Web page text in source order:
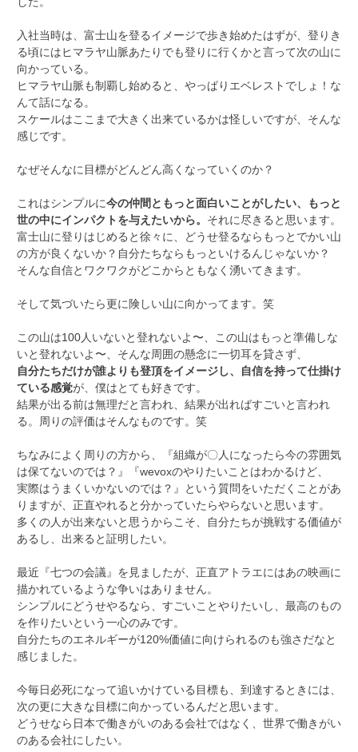
入社当時は、富士山を登るイメージで歩き始めたはずが、登りき
る頃にはヒマラヤ山脈あたりでも登りに行くかと言って次の山に
向かっている。
ヒマラヤ山脈も制覇し始めると、やっぱりエベレストでしょ！な
んて話になる。
スケールはここまで大きく出来ているかは怪しいですが、そんな
感じです。
なぜそんなに目標がどんどん高くなっていくのか？
これはシンプルに今の仲間ともっと面白いことがしたい、もっと
世の中にインパクトを与えたいから。 それに尽きると思います。
富士山に登りはじめると徐々に、どうせ登るならもっとでかい山
の方が良くないか？自分たちならもっといけるんじゃないか？
そんな自信とワクワクがどこからともなく湧いてきます。
そして気づいたら更に険しい山に向かってます。笑
この山は100人いないと登れないよ〜、この山はもっと準備しな
いと登れないよ〜、そんな周囲の懸念に一切耳を貸さず、
自分たちだけが誰よりも登頂をイメージし、自信を持って仕掛け
ている感覚が、僕はとても好きです。
結果が出る前は無理だと言われ、結果が出ればすごいと言われ
る。周りの評価はそんなものです。笑
ちなみによく周りの方から、『組織が〇人になったら今の雰囲気
は保てないのでは？』『wevoxのやりたいことはわかるけど、
実際はうまくいかないのでは？』という質問をいただくことがあ
りますが、正直やれると分かっていたらやらないと思います。
多くの人が出来ないと思うからこそ、自分たちが挑戦する価値が
あるし、出来ると証明したい。
最近『七つの会議』を見ましたが、正直アトラエにはあの映画に
描かれているような争いはありません。
シンプルにどうせやるなら、すごいことやりたいし、最高のもの
を作りたいという一心のみです。
自分たちのエネルギーが120%価値に向けられるのも強さだなと
感じました。
今毎日必死になって追いかけている目標も、到達するときには、
次の更に大きな目標に向かっているんだと思います。
どうせなら日本で働きがいのある会社ではなく、世界で働きがい
のある会社にしたい。